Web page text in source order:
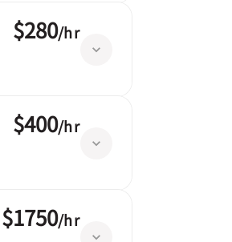
$280/hr
$400/hr
$1750/hr